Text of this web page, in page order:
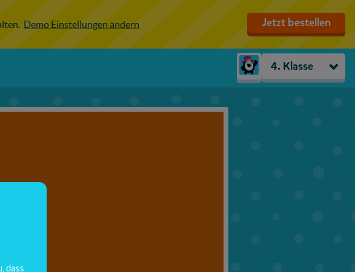
Demo Einstellungen ändern Jetzt bestellen
4. Klasse
dass